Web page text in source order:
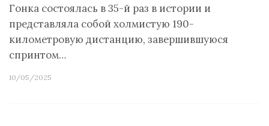
Гонка состоялась в 35-й раз в истории и
представляла собой холмистую 190-
километровую дистанцию, завершившуюся
спринтом…
10/05/2025